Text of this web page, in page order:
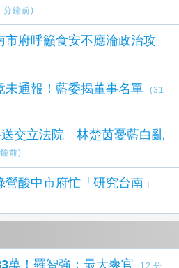
分鐘前)
府呼籲食安不應淪政治攻
未通報！藍委揭董事名單
(31
送交立法院 林楚茵憂藍白亂
前)
酸中市府忙「研究台南」
萬！羅智強：最大爽官 12 分